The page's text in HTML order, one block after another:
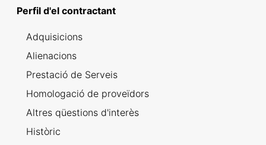
Perfil d'el contractant
Adquisicions
Alienacions
Prestació de Serveis
Homologació de proveïdors
Altres qüestions d'interès
Històric